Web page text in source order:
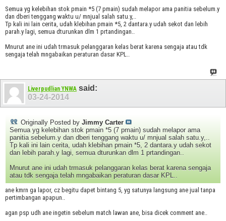
Semua yg kelebihan stok pmain *5 (7 pmain) sudah melapor ama panitia sebelum.y
dan dberi tenggang waktu u/ mnjual salah satu.y,..
Tp kali ini lain cerita, udah klebihan pmain *5, 2 dantara.y udah sekot dan lebih
parah.y lagi, semua dturunkan dlm 1 prtandingan..
Mnurut ane ini udah trmasuk pelanggaran kelas berat karena sengaja atau tdk
sengaja telah mngabaikan peraturan dasar KPL..
Liverpudlian YNWA said:
03-24-2014
Originally Posted by Jimmy Carter
Semua yg kelebihan stok pmain *5 (7 pmain) sudah melapor ama
panitia sebelum.y dan dberi tenggang waktu u/ mnjual salah satu.y,..
Tp kali ini lain cerita, udah klebihan pmain *5, 2 dantara.y udah sekot
dan lebih parah.y lagi, semua dturunkan dlm 1 prtandingan..
Mnurut ane ini udah trmasuk pelanggaran kelas berat karena sengaja
atau tdk sengaja telah mngabaikan peraturan dasar KPL..
ane kmrn ga lapor, cz begitu dapet bintang 5, yg satunya langsung ane jual tanpa
pertimbangan apapun..
agan psp udh ane ingetin sebelum match lawan ane, bisa dicek comment ane..